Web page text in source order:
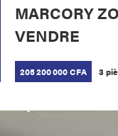
MARCORY
VENDRE
205 200 000 CFA 3